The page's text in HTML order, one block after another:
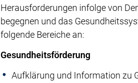
Herausforderungen infolge von
begegnen und das
folgende Bereiche an:
Gesundheitsförderung
Aufklärung und Information zu